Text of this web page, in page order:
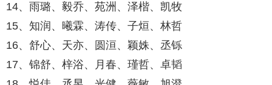
14、雨璐、毅乔、苑洲、泽楷、凯牧
15、知润、曦霖、涛传、子烜、林哲
16、舒心、天亦、圆洹、颖姝、丞铄
17、锦舒、梓浴、月春、瑾哲、卓韬